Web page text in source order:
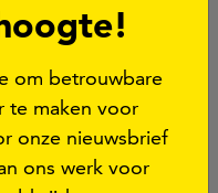
om betrouwbare
te maken voor
onze nieuwsbrief
ons werk voor